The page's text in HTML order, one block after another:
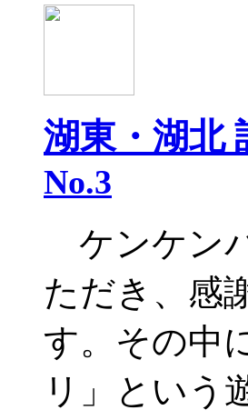
湖東・湖北
No.3
ケンケン
ただき、感
す。その中
リ」という